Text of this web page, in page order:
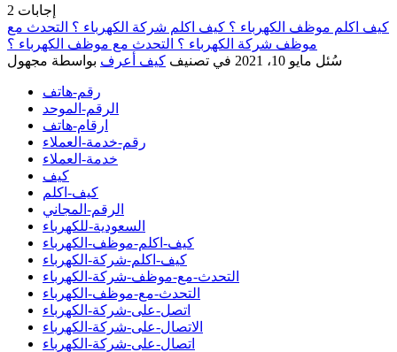
2 إجابات
كيف اكلم موظف الكهرباء ؟ كيف اكلم شركة الكهرباء ؟ التحدث مع
موظف شركة الكهرباء ؟ التحدث مع موظف الكهرباء ؟
سُئل مايو 10، 2021 في تصنيف كيف أعرف بواسطة مجهول
رقم-هاتف
الرقم-الموحد
ارقام-هاتف
رقم-خدمة-العملاء
خدمة-العملاء
كيف
كيف-اكلم
الرقم-المجاني
السعودية-للكهرباء
كيف-اكلم-موظف-الكهرباء
كيف-اكلم-شركة-الكهرباء
التحدث-مع-موظف-شركة-الكهرباء
التحدث-مع-موظف-الكهرباء
اتصل-على-شركة-الكهرباء
الاتصال-على-شركة-الكهرباء
اتصال-على-شركة-الكهرباء